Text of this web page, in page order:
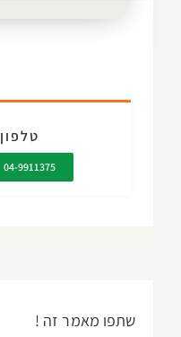
טלפון
04-9911375
שתפו מאמר זה !